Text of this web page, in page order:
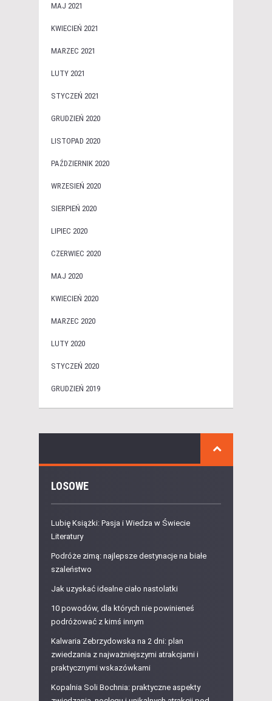
MAJ 2021
KWIECIEŃ 2021
MARZEC 2021
LUTY 2021
STYCZEŃ 2021
GRUDZIEŃ 2020
LISTOPAD 2020
PAŹDZIERNIK 2020
WRZESIEŃ 2020
SIERPIEŃ 2020
LIPIEC 2020
CZERWIEC 2020
MAJ 2020
KWIECIEŃ 2020
MARZEC 2020
LUTY 2020
STYCZEŃ 2020
GRUDZIEŃ 2019
LOSOWE
Lubię Książki: Pasja i Wiedza w Świecie
Literatury
Podróże zimą: najlepsze destynacje na białe
szaleństwo
Jak uzyskać idealne ciało nastolatki
10 powodów, dla których nie powinieneś
podróżować z kimś innym
Kalwaria Zebrzydowska na 2 dni: plan
zwiedzania z najważniejszymi atrakcjami i
praktycznymi wskazówkami
Kopalnia Soli Bochnia: praktyczne aspekty